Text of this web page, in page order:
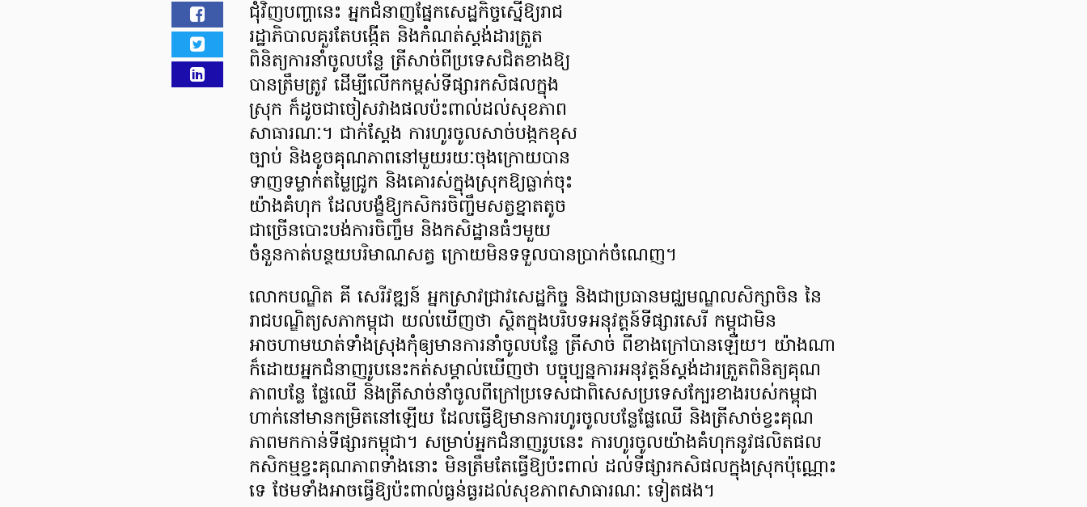
ជុំវិញបញ្ហានេះ អ្នកជំនាញផ្នែកសេដ្ឋកិច្ចស្នើឱ្យរាជ
រដ្ឋាភិបាលគួរតែបង្កើត និងកំណត់ស្ដង់ដារត្រួត
ពិនិត្យការនាំចូលបន្លែ ត្រីសាច់ពីប្រទេសជិតខាងឱ្យ
បានត្រឹមត្រូវ ដើម្បីលើកកម្ពស់ទីផ្សារកសិផលក្នុង
ស្រុក ក៏ដូចជាចៀសវាងផលប៉ះពាល់ដល់សុខភាព
សាធារណៈ។ ជាក់ស្ដែង ការហូរចូលសាច់បង្កកខុស
ច្បាប់ និងខូចគុណភាពនៅមួយរយៈចុងក្រោយបាន
ទាញទម្លាក់តម្លៃជ្រូក និងគោរស់ក្នុងស្រុកឱ្យធ្លាក់ចុះ
យ៉ាងគំហុក ដែលបង្ខំឱ្យកសិករចិញ្ចឹមសត្វខ្នាតតូច
ជាច្រើនបោះបង់ការចិញ្ចឹម និងកសិដ្ឋានធំៗមួយ
ចំនួនកាត់បន្ថយបរិមាណសត្វ ក្រោយមិនទទួលបានប្រាក់ចំណេញ។
លោកបណ្ឌិត គី សេរីវឌ្ឍន៍ អ្នកស្រាវជ្រាវសេដ្ឋកិច្ច និងជាប្រធានមជ្ឈមណ្ឌលសិក្សាចិន នៃ
រាជបណ្ឌិត្យ​សភាកម្ពុជា យល់ឃើញថា ស្ថិតក្នុងបរិបទអនុវត្តន៍ទីផ្សារសេរី កម្ពុជាមិន
អាចហាមឃាត់ទាំងស្រុងកុំឲ្យមានការនាំចូលបន្លែ ត្រីសាច់ ពីខាងក្រៅបានឡើយ។ យ៉ាងណា
ក៏ដោយអ្នកជំនាញរូបនេះកត់សម្គាល់ឃើញថា បច្ចុប្បន្នការអនុវត្តន៍ស្តង់ដារត្រួតពិនិត្យគុណ
ភាពបន្លែ ផ្លែឈើ និងត្រីសាច់នាំចូលពីក្រៅប្រទេសជាពិសេសប្រទេសក្បែរខាងរបស់កម្ពុជា
ហាក់នៅមានកម្រិតនៅឡើយ ដែលធ្វើឱ្យមានការហូរចូលបន្លែផ្លែឈើ និងត្រីសាច់ខ្វះគុណ
ភាពមកកាន់ទីផ្សារកម្ពុជា។ សម្រាប់អ្នកជំនាញរូបនេះ ការហូរចូលយ៉ាងគំហុកនូវផលិតផល
កសិកម្មខ្វះគុណភាពទាំងនោះ មិនត្រឹមតែធ្វើឱ្យប៉ះពាល់ ដល់ទីផ្សារកសិផលក្នុងស្រុកប៉ុណ្ណោះ
ទេ ថែមទាំងអាចធ្វើឱ្យប៉ះពាល់ធ្ងន់ធ្ងរដល់សុខភាពសាធារណៈ ទៀតផង។